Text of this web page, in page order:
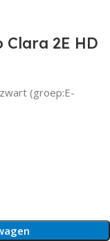
2E HD
(groep:E-